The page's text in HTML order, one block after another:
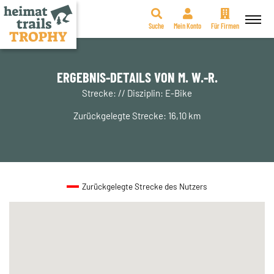
Zum
Suche Mein Konto Für Firmen
ERGEBNIS-DETAILS VON M. W.-R.
Strecke: // Disziplin: E-Bike
Zurückgelegte Strecke: 16,10 km
Zurückgelegte Strecke des Nutzers